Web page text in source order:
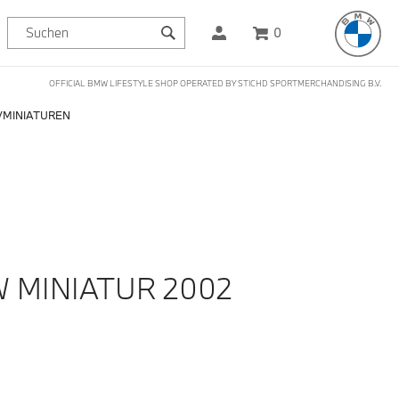
0
OFFICIAL BMW LIFESTYLE SHOP OPERATED BY STICHD SPORTMERCHANDISING B.V.
MINIATUREN
MINIATUR 2002